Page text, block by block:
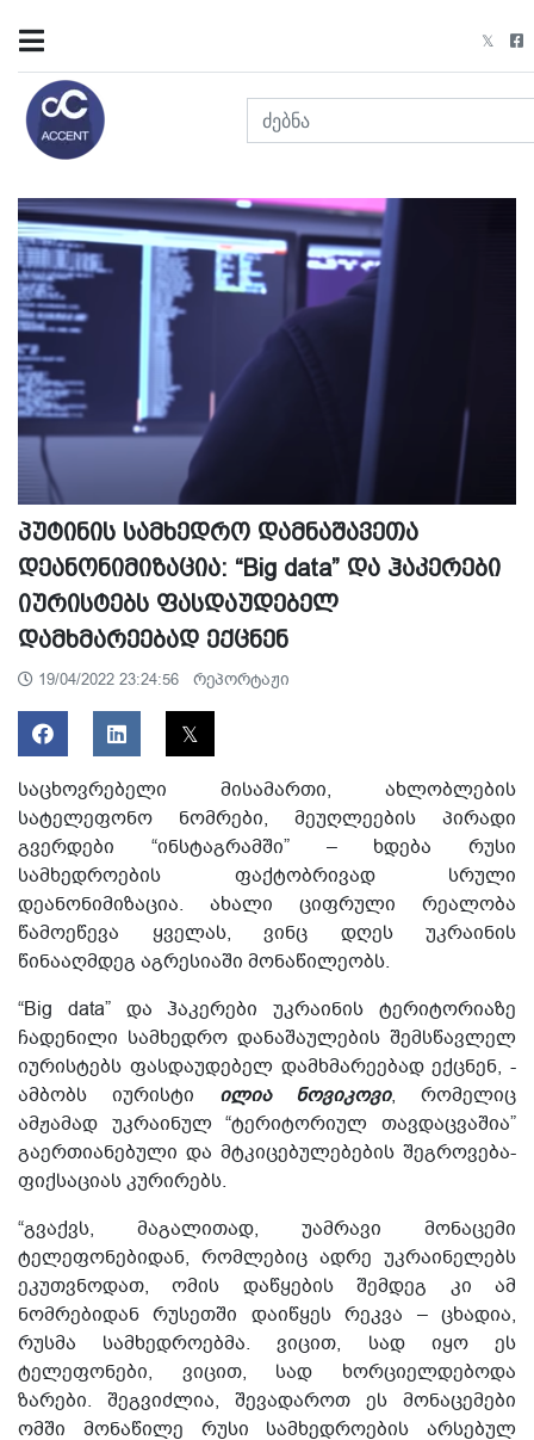
პუტინის სამხედრო დამნაშავეთა
დეანონიმიზაცია: “Big data” და ჰაკერები
იურისტებს ფასდაუდებელ
დამხმარეებად ექცნენ
19/04/2022 23:24:56 რეპორტაჟი
საცხოვრებელი მისამართი, ახლობლების
სატელეფონო ნომრები, მეუღლეების პირადი
გვერდები “ინსტაგრამში” – ხდება რუსი
სამხედროების ფაქტობრივად სრული
დეანონიმიზაცია. ახალი ციფრული რეალობა
წამოეწევა ყველას, ვინც დღეს უკრაინის
წინააღმდეგ აგრესიაში მონაწილეობს.
“Big data” და ჰაკერები უკრაინის ტერიტორიაზე
ჩადენილი სამხედრო დანაშაულების შემსწავლელ
იურისტებს ფასდაუდებელ დამხმარეებად ექცნენ, -
ამბობს იურისტი ილია ნოვიკოვი, რომელიც
ამჟამად უკრაინულ “ტერიტორიულ თავდაცვაშია”
გაერთიანებული და მტკიცებულებების შეგროვება-
ფიქსაციას კურირებს.
“გვაქვს, მაგალითად, უამრავი მონაცემი
ტელეფონებიდან, რომლებიც ადრე უკრაინელებს
ეკუთვნოდათ, ომის დაწყების შემდეგ კი ამ
ნომრებიდან რუსეთში დაიწყეს რეკვა – ცხადია,
რუსმა სამხედროებმა. ვიცით, სად იყო ეს
ტელეფონები, ვიცით, სად ხორციელდებოდა
ზარები. შეგვიძლია, შევადაროთ ეს მონაცემები
ომში მონაწილე რუსი სამხედროების არსებულ